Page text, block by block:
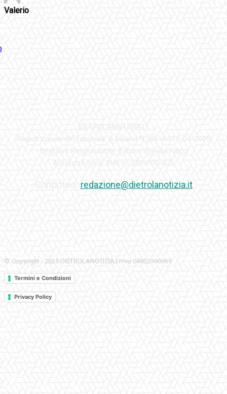
Valerio
redazione@dietrolanotizia.it
© Copyright - 2025 DIETROLANOTIZIA | P.Iva 04852590969
Termini e Condizioni
Privacy Policy